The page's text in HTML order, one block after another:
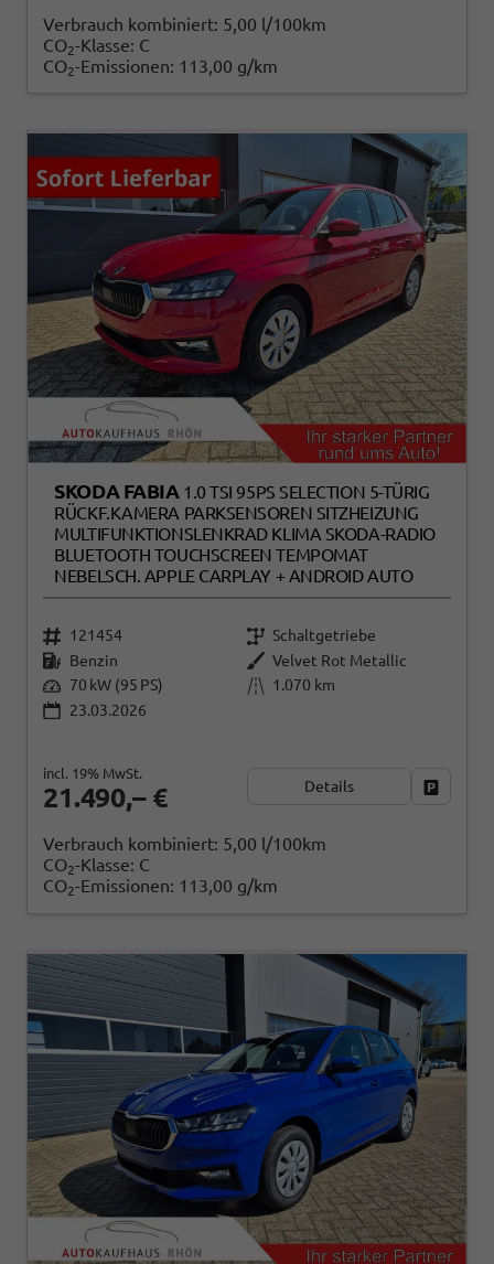
Verbrauch kombiniert: 5,00 l/100km
CO2-Klasse: C
CO2-Emissionen: 113,00 g/km
SKODA FABIA 1.0 TSI 95PS SELECTION 5-TÜRIG
RÜCKF.KAMERA PARKSENSOREN SITZHEIZUNG
MULTIFUNKTIONSLENKRAD KLIMA SKODA-RADIO
BLUETOOTH TOUCHSCREEN TEMPOMAT
NEBELSCH. APPLE CARPLAY + ANDROID AUTO
121454
Schaltgetriebe
Benzin
Velvet Rot Metallic
70 kW (95 PS)
1.070 km
23.03.2026
21.490,– €
incl. 19% MwSt.
Details
Verbrauch kombiniert: 5,00 l/100km
CO2-Klasse: C
CO2-Emissionen: 113,00 g/km